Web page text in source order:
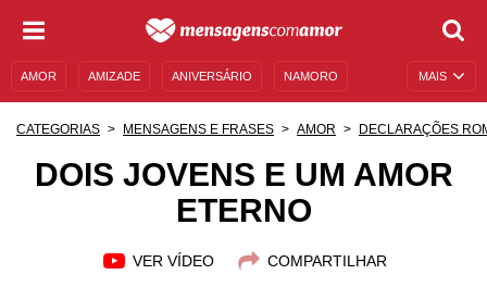
MAIS
AMOR AMIZADE ANIVERSÁRIO NAMORO
MENSAGENS DE ANIVERSÁRIO
CATEGORIAS MENSAGENS E FRASES AMOR DECLARAÇÕES
DOIS JOVENS E UM AMOR
ETERNO
VER VÍDEO COMPARTILHAR